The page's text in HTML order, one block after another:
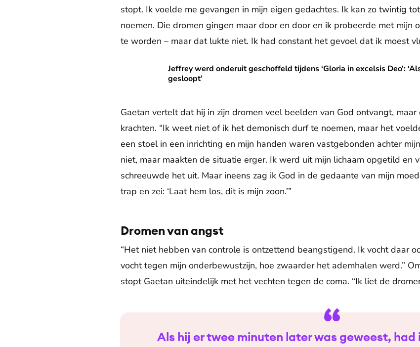
stopt. Ik voelde me gevangen in mijn eigen gedachtes. Ik kan zo twintig
noemen. Die dromen gingen maar door en door en ik probeerde met mijn
te worden – maar dat lukte niet. Ik had constant het gevoel dat ik moest
Jeffrey werd onderuit geschoffeld tijdens ‘Gloria in excelsis Deo’:
gesloopt’
Jeffrey werd onderuit geschoffeld tijdens ‘Gloria in excelsis Deo’: ‘Alsof mijn
Gaetan vertelt dat hij in zijn dromen veel beelden van God ontvangt,
krachten. “Ik weet niet of ik het demonisch durf te noemen, maar het
een stoel in een inrichting en mijn handen waren vastgebonden achter
niet, maar maakten de situatie erger. Ik werd uit mijn lichaam opgetild en
schreeuwde het uit. Maar ineens zag ik God in de gedaante van mijn
trap en zei: ‘Laat hem los, dit is mijn zoon.’”
Dromen van angst
“Het niet hebben van controle is ontzettend beangstigend. Ik vocht daar
vocht tegen mijn onderbewustzijn, hoe zwaarder het ademhalen werd.”
stopt Gaetan uiteindelijk met het vechten tegen de coma. “Ik liet de
Als hij er twee minuten later was geweest,